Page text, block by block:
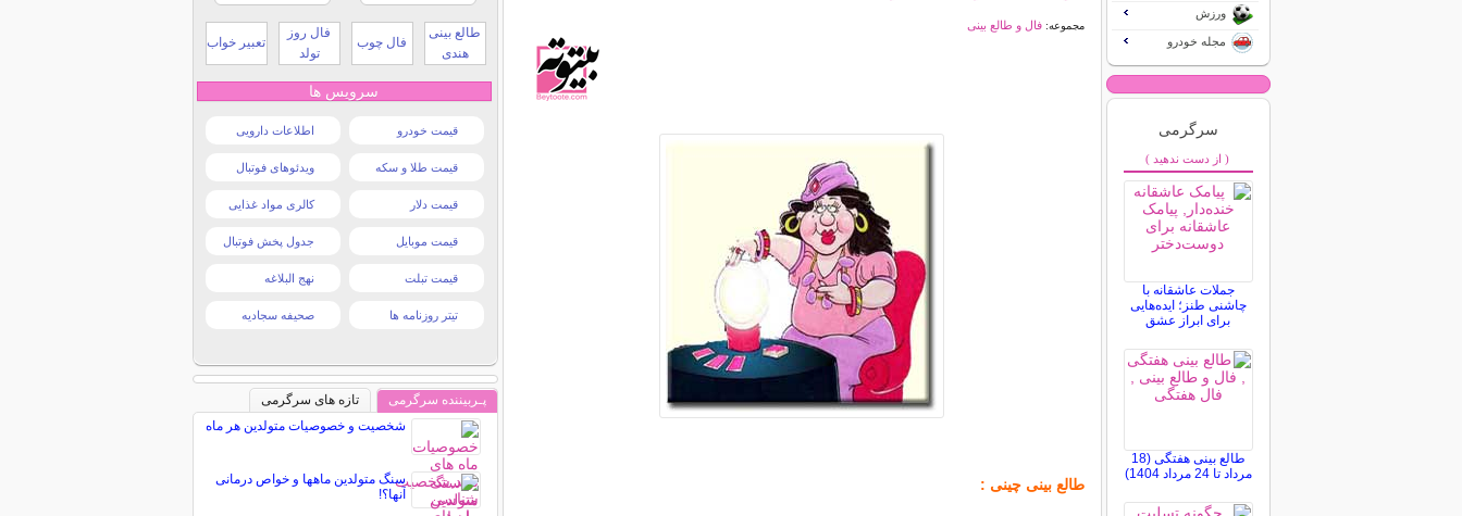
مجموعه:فال و طالع بینی
طالع بینی چینی :
ورزش
مجله خودرو
سرگرمی
( از دست ندهید )
جملات عاشقانه با
چاشنی طنز؛ ایده‌هایی
برای ابراز عشق
طالع بینی هفتگی (18
مرداد تا 24 مرداد 1404)
طالع بینی
هندی
فال چوب
فال روز
تولد
تعبیر خواب
سرویس ها
قیمت خودرو اطلاعات دارویی
قیمت طلا و سکه ویدئوهای فوتبال
قیمت دلار کالری مواد غذایی
قیمت موبایل جدول پخش فوتبال
قیمت تبلت نهج البلاغه
تیتر روزنامه ها صحیفه سجادیه
پـربیننده سرگرمی
تازه های سرگرمی
شخصیت و خصوصیات متولدین هر ماه
سنگ متولدین ماهها و خواص درمانی
آنها؟!